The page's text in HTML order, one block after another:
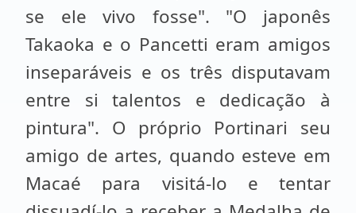
se ele vivo fosse". "O japonês
Takaoka e o Pancetti eram amigos
inseparáveis e os três disputavam
entre si talentos e dedicação à
pintura". O próprio Portinari seu
amigo de artes, quando esteve em
Macaé para visitá-lo e tentar